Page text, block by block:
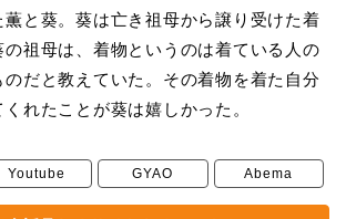
薫と葵。葵は亡き祖母から譲り受けた着
祖母は、着物というのは着ている人の
だと教えていた。その着物を着た自分
れたことが葵は嬉しかった。
Youtube GYAO Abema